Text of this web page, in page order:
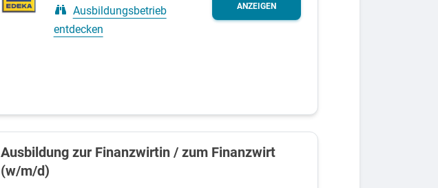
Ausbildungsbetrieb
entdecken
ANZEIGEN
Ausbildung zur Finanzwirtin / zum Finanzwirt
(w/m/d)